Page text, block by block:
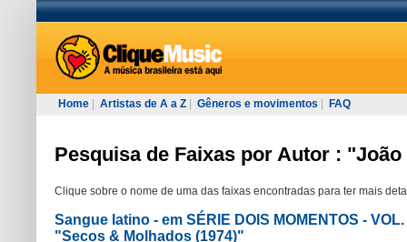
Home Artistas de A a Z Gêneros e movimentos FAQ
Pesquisa de Faixas por Autor :
Clique sobre o nome de uma das faixas encontradas para ter mais
Sangue latino - em SÉRIE DOIS MOMENTOS -
"Secos & Molhados (1974)"